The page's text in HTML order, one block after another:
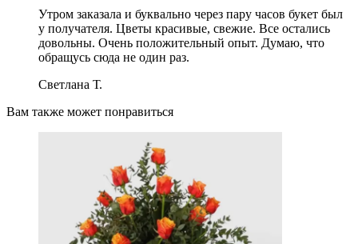
Утром заказала и буквально через пару часов букет был
у получателя. Цветы красивые, свежие. Все остались
довольны. Очень положительный опыт. Думаю, что
обращусь сюда не один раз.
Светлана Т.
Вам также может понравиться